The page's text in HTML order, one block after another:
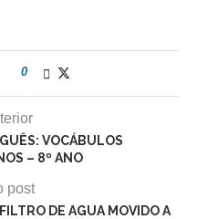
0
VOCÁBULOS
– 8º ANO
post
DE AGUA MOVIDO A